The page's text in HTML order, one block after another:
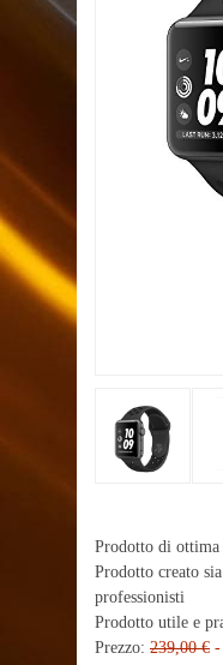
Prodotto di
Prodotto creato
professionisti
Prodotto utile e
Prezzo: 239,00 € -